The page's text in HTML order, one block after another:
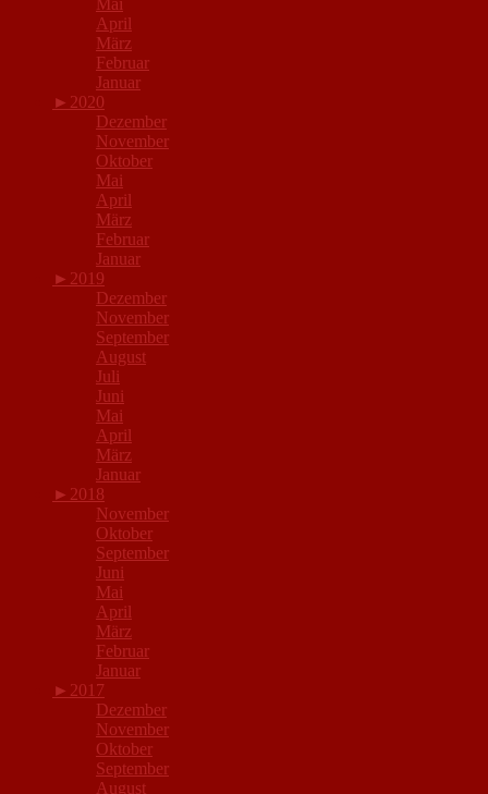
Mai
April
März
Februar
Januar
► 2020
Dezember
November
Oktober
Mai
April
März
Februar
Januar
► 2019
Dezember
November
September
August
Juli
Juni
Mai
April
März
Januar
► 2018
November
Oktober
September
Juni
Mai
April
März
Februar
Januar
► 2017
Dezember
November
Oktober
September
August